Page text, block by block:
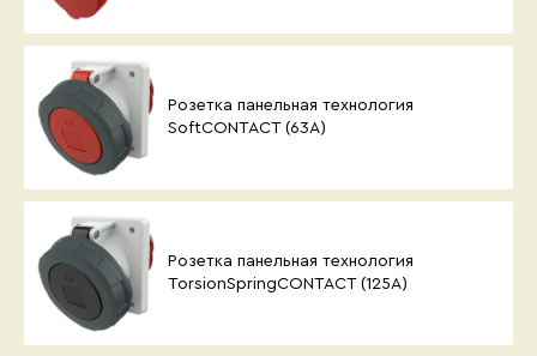
Розетка панельная технология
SoftCONTACT (63А)
Розетка панельная технология
TorsionSpringCONTACT (125А)